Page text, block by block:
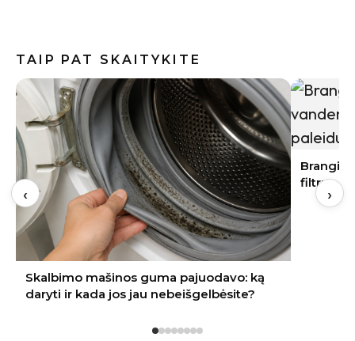
TAIP PAT SKAITYKITE
Brangi naujakurių klaida: apie vandens
filtrus pagalvojama tik paleidus vandenį
Vasaros
įvaizdį
‹ ›